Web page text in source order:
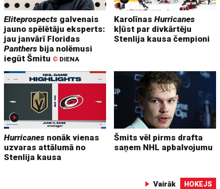
Eliteprospects galvenais
jauno spēlētāju eksperts:
jau janvārī Floridas
Panthers bija nolēmusi
iegūt Šmitu © DIENA
KarolīnasHurricanes
kļūst par divkārtēju
Stenlija kausa čempioni
Hurricanes nonāk vienas
uzvaras attālumā no
Stenlija kausa
Šmits vēl pirms drafta
saņem NHL apbalvojumu
Vairāk HOKEJS